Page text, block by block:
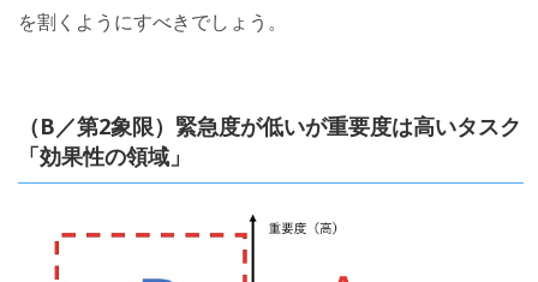
を割くようにすべきでしょう。
（B／第2象限）緊急度が低いが重要度は高いタスク
「効果性の領域」